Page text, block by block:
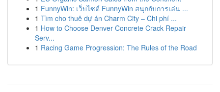
1 FunnyWin: เว็บไซต์ FunnyWin สนุกกับการเล่น ...
1 Tìm cho thuê dự án Charm City – Chi phí ...
1 How to Choose Denver Concrete Crack Repair
Serv...
1 Racing Game Progression: The Rules of the Road